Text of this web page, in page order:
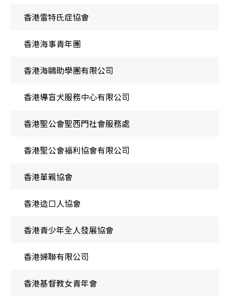
香港雷特氏症協會
香港海事青年團
香港海鷗助學團有限公司
香港導盲犬服務中心有限公司
香港聖公會聖西門社會服務處
香港聖公會福利協會有限公司
香港單親協會
香港造口人協會
香港青少年全人發展協會
香港婦聯有限公司
香港基督教女青年會